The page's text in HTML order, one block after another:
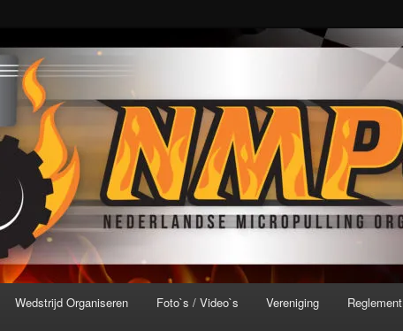
MicroPulling Organisatie
ter wereld!
Wedstrijd Organiseren Foto`s / Video`s Vereniging Reglement